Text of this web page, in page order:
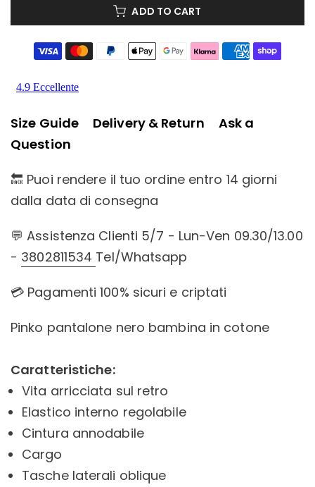
ADD TO CART
Size Guide Delivery & Return
Ask a
Question
🔙 Puoi rendere il tuo ordine entro 14 giorni
dalla data di consegna
💬 Assistenza Clienti 5/7 - Lun-Ven 09.30/13.00
- 3802811534 Tel/Whatsapp
💳 Pagamenti 100% sicuri e criptati
Pinko pantalone nero bambina in cotone
Caratteristiche:
Vita arricciata sul retro
Elastico interno regolabile
Cintura annodabile
Cargo
Tasche laterali oblique